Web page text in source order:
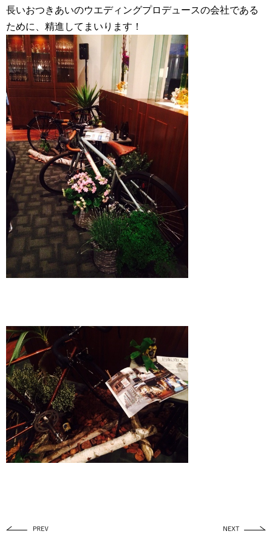
長いおつきあいのウエディングプロデュースの会社である
ために、精進してまいります！